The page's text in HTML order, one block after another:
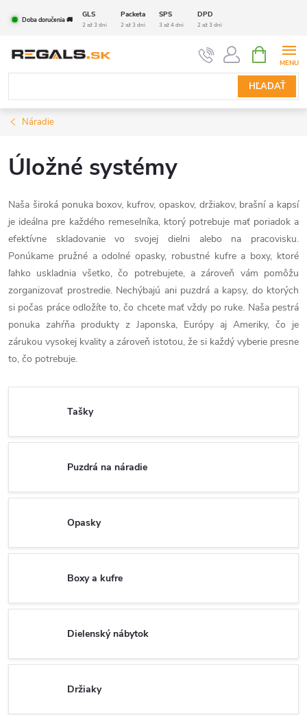
Doba doručenia 🚚
GLS Packeta SPS DPD
2 až 3 dni 2 až 3 dni 3 až 4 dni 2 až 3 dni
HĽADAŤ
KOŠÍK
Náradie
Úložné systémy
Naša široká ponuka boxov, kufrov, opaskov, držiakov, brašní a kapsí
je ideálna pre každého remeselníka, ktorý potrebuje mať poriadok a
efektívne skladovanie vo svojej dielni alebo na pracovisku.
Ponúkame pružné a odolné opasky, robustné kufre a boxy, ktoré
ľahko uskladnia všetko, čo potrebujete, a zároveň vám pomôžu
zorganizovať prostredie. Nechýbajú ani puzdrá a kapsy, do ktorých
si počas práce odložíte to, čo chcete mať vždy po ruke. Naša pestrá
ponuka zahŕňa produkty z Japonska, Európy aj Ameriky, čo je
zárukou vysokej kvality a zároveň istotou, že si každý vyberie presne
to, čo potrebuje.
Tašky
Puzdrá na náradie
Opasky
Boxy a kufre
Dielenský nábytok
Držiaky